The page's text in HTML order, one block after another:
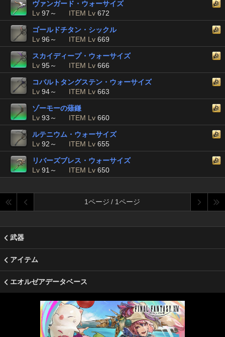
ヴァンガード・ウォーサイズ
Lv 97～ ITEM Lv 672
ゴールドチタン・シックル
Lv 96～ ITEM Lv 669
スカイディープ・ウォーサイズ
Lv 95～ ITEM Lv 666
コバルトタングステン・ウォーサイズ
Lv 94～ ITEM Lv 663
ゾーモーの薙鎌
Lv 93～ ITEM Lv 660
ルテニウム・ウォーサイズ
Lv 92～ ITEM Lv 655
リバーズブレス・ウォーサイズ
Lv 91～ ITEM Lv 650
1ページ / 1ページ
武器
アイテム
エオルゼアデータベース